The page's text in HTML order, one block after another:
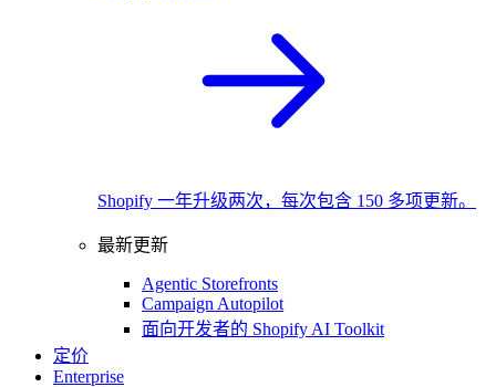
Shopify 一年升级两次，每次包含 150 多项更新。
最新更新
Agentic Storefronts
Campaign Autopilot
面向开发者的 Shopify AI Toolkit
定价
Enterprise